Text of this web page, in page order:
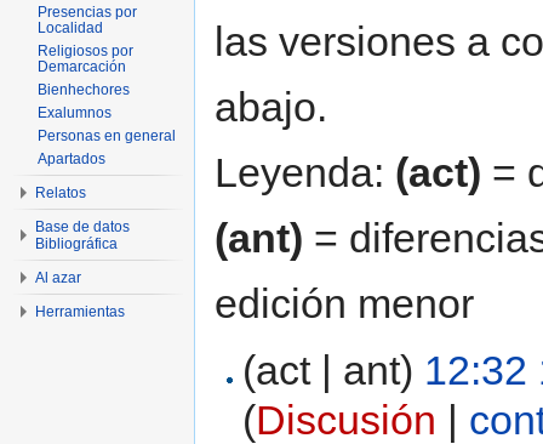
las versiones a
abajo.
Leyenda: (act) =
(ant) =
edición menor
(act | ant) 12:32
(Discusión |
Presencias por
Localidad
Religiosos por
Demarcación
Bienhechores
Exalumnos
Personas en general
Apartados
Relatos
Base de datos
Bibliográfica
Al azar
Herramientas